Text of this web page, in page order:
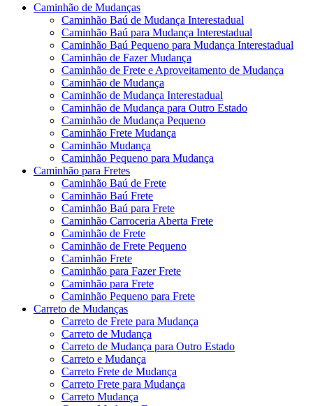
Caminhão de Mudanças
Caminhão Baú de Mudança Interestadual
Caminhão Baú para Mudança Interestadual
Caminhão Baú Pequeno para Mudança Interestadual
Caminhão de Fazer Mudança
Caminhão de Frete e Aproveitamento de Mudança
Caminhão de Mudança
Caminhão de Mudança Interestadual
Caminhão de Mudança para Outro Estado
Caminhão de Mudança Pequeno
Caminhão Frete Mudança
Caminhão Mudança
Caminhão Pequeno para Mudança
Caminhão para Fretes
Caminhão Baú de Frete
Caminhão Baú Frete
Caminhão Baú para Frete
Caminhão Carroceria Aberta Frete
Caminhão de Frete
Caminhão de Frete Pequeno
Caminhão Frete
Caminhão para Fazer Frete
Caminhão para Frete
Caminhão Pequeno para Frete
Carreto de Mudanças
Carreto de Frete para Mudança
Carreto de Mudança
Carreto de Mudança para Outro Estado
Carreto e Mudança
Carreto Frete de Mudança
Carreto Frete para Mudança
Carreto Mudança